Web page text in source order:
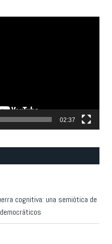
02:37
cognitiva: una semiótica de